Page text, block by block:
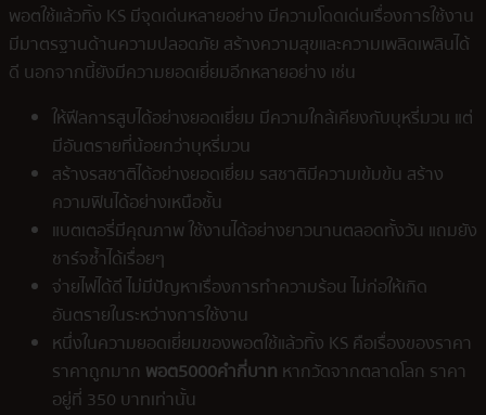
พอตใช้แล้วทิ้ง KS มีจุดเด่นหลายอย่าง มีความโดดเด่นเรื่องการใช้งาน
มีมาตรฐานด้านความปลอดภัย สร้างความสุขและความเพลิดเพลินได้
ดี นอกจากนี้ยังมีความยอดเยี่ยมอีกหลายอย่าง เช่น
ให้ฟีลการสูบได้อย่างยอดเยี่ยม มีความใกล้เคียงกับบุหรี่มวน แต่
มีอันตรายที่น้อยกว่าบุหรี่มวน
สร้างรสชาติได้อย่างยอดเยี่ยม รสชาติมีความเข้มข้น สร้าง
ความฟินได้อย่างเหนือชั้น
แบตเตอรี่มีคุณภาพ ใช้งานได้อย่างยาวนานตลอดทั้งวัน แถมยัง
ชาร์จซ้ำได้เรื่อยๆ
จ่ายไฟได้ดี ไม่มีปัญหาเรื่องการทำความร้อน ไม่ก่อให้เกิด
อันตรายในระหว่างการใช้งาน
หนึ่งในความยอดเยี่ยมของพอตใช้แล้วทิ้ง KS คือเรื่องของราคา
ราคาถูกมาก พอต5000คำกี่บาท หากวัดจากตลาดโลก ราคา
อยู่ที่ 350 บาทเท่านั้น